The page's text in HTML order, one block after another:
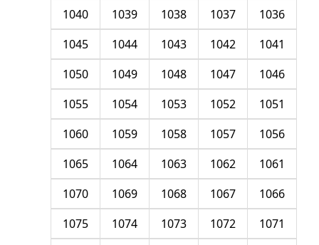
1036
1037
1038
1039
1040
1041
1042
1043
1044
1045
1046
1047
1048
1049
1050
1051
1052
1053
1054
1055
1056
1057
1058
1059
1060
1061
1062
1063
1064
1065
1066
1067
1068
1069
1070
1071
1072
1073
1074
1075